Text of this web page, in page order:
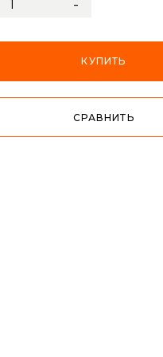
-
КУПИТЬ
СРАВНИТЬ